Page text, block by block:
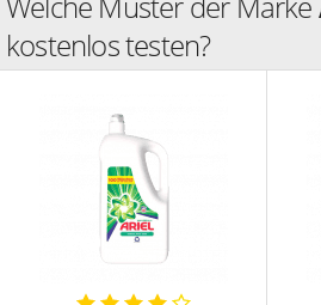
kostenlos testen?